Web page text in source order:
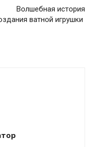
Волшебная история
ватной игрушки